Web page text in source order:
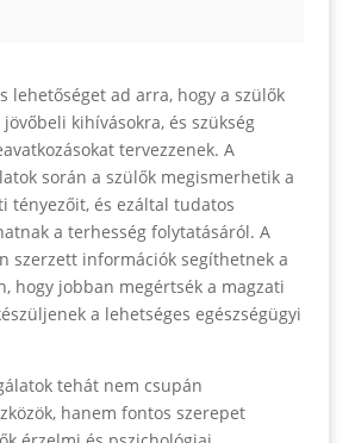
lehetőséget ad arra, hogy a szülők
kihívásokra, és szükség
tervezzenek. A
során a szülők megismerhetik a
tényezőit, és ezáltal tudatos
a terhesség folytatásáról. A
szerzett információk segíthetnek a
hogy jobban megértsék a magzati
a lehetséges egészségügyi
tehát nem csupán
hanem fontos szerepet